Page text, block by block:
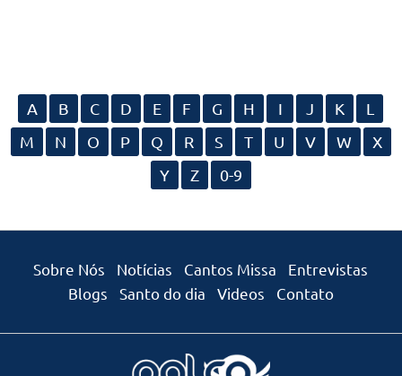
A B C D E F G H I J K
L
M
N O P Q R S T U V W
X
Y
Z 0-9
Sobre Nós Notícias Cantos Missa
Entrevistas
Blogs
Santo do dia Videos Contato